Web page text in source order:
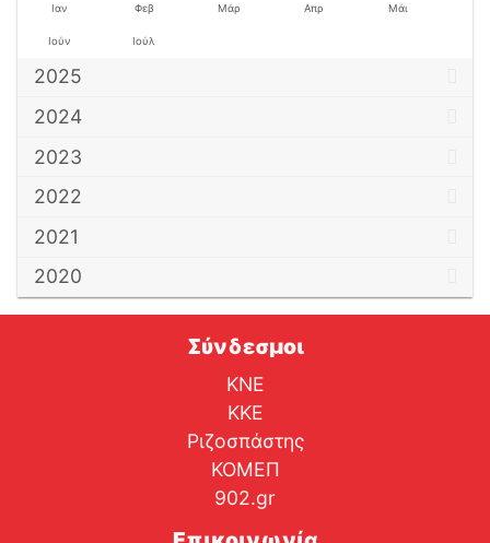
Ιαν Φεβ Μάρ Απρ Μάι
Ιούν Ιούλ
2025
2024
2023
2022
2021
2020
Σύνδεσμοι
ΚΝΕ
ΚΚΕ
Ριζοσπάστης
ΚΟΜΕΠ
902.gr